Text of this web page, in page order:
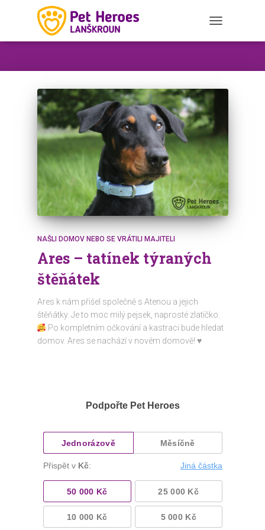
NAVIGATION
NAŠLI DOMOV NEBO SE VRÁTILI MAJITELI
Ares – tatínek týraných
štěňátek
Ares k nám přišel společně s Atenou a jejich
štěňátky. Je to moc milý pejsek, naprosté zlatíčko.
Po kompletním očkování a kastraci bude hledat
domov. Ares se nachází v novém domově! ♥